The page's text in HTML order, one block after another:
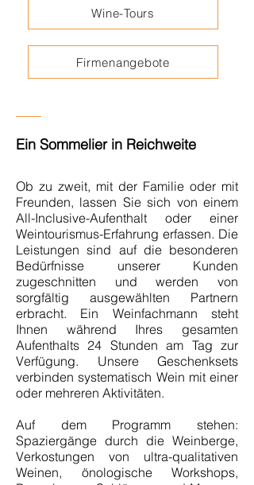
Wine-Tours
Firmenangebote
Ein Sommelier in Reichweite
Ob zu zweit, mit der Familie oder mit
Freunden, lassen Sie sich von einem
All-Inclusive-Aufenthalt oder einer
Weintourismus-Erfahrung erfassen. Die
Leistungen sind auf die besonderen
Bedürfnisse unserer Kunden
zugeschnitten und werden von
sorgfältig ausgewählten Partnern
erbracht. Ein Weinfachmann steht
Ihnen während Ihres gesamten
Aufenthalts 24 Stunden am Tag zur
Verfügung. Unsere Geschenksets
verbinden systematisch Wein mit einer
oder mehreren Aktivitäten.
Auf dem Programm stehen:
Spaziergänge durch die Weinberge,
Verkostungen von ultra-qualitativen
Weinen, önologische Workshops,